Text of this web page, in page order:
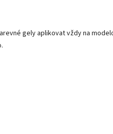
gely aplikovat vždy na